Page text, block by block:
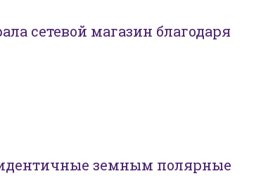
сетевой магазин благодаря
земным полярные